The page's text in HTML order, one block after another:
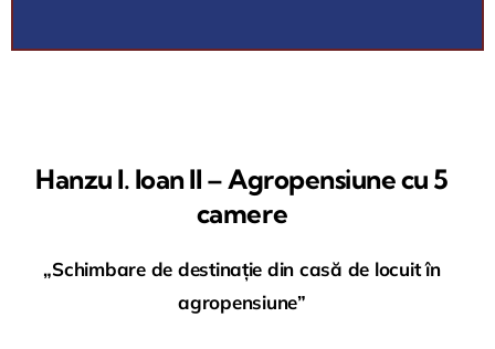
Hanzu I. Ioan II – Agropensiune cu 5
camere
„Schimbare de destinație din casă de locuit în
agropensiune”